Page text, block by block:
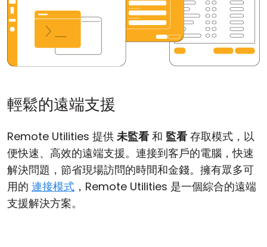
輕鬆的遠端支援
Remote Utilities 提供 未監看 和 監看 存取模式，以
便快速、高效的遠端支援。連接到客戶的電腦，快速
解決問題，節省現場訪問的時間和金錢。擁有眾多可
用的 連接模式 ，Remote Utilities 是一個綜合的遠端
支援解決方案。